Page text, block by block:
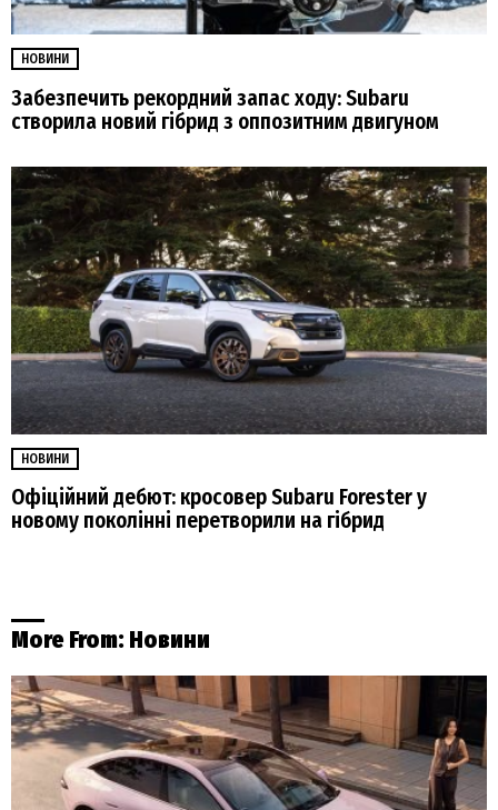
НОВИНИ
Забезпечить рекордний запас ходу: Subaru
створила новий гібрид з оппозитним двигуном
НОВИНИ
Офіційний дебют: кросовер Subaru Forester у
новому поколінні перетворили на гібрид
More From: Новини